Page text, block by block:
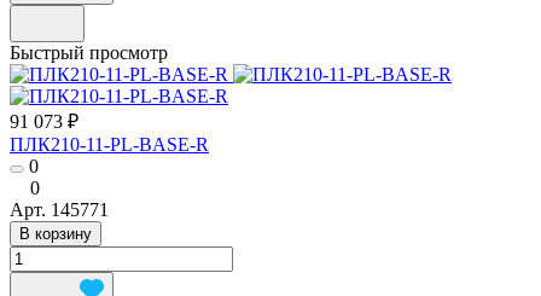
Быстрый просмотр
91 073 ₽
ПЛК210-11-PL-BASE-R
0
0
Арт. 145771
В корзину